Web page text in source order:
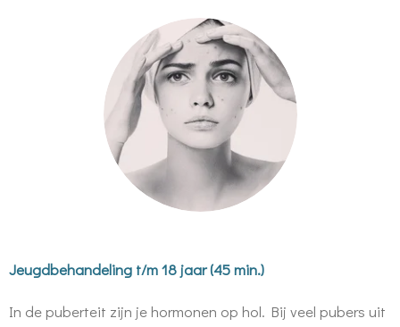
Jeugdbehandeling t/m 18 jaar (45 min.)
In de puberteit zijn je hormonen op hol. Bij veel pubers uit